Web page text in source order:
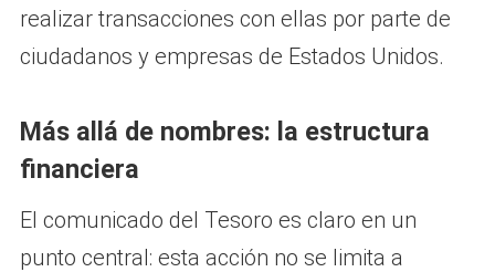
realizar transacciones con ellas por parte de
ciudadanos y empresas de Estados Unidos.
Más allá de nombres: la estructura
financiera
El comunicado del Tesoro es claro en un
punto central: esta acción no se limita a